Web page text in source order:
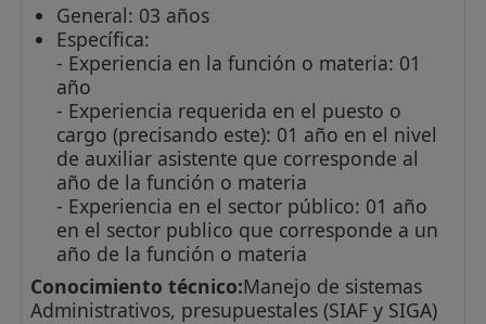
General: 03 años
Específica:
- Experiencia en la función o materia: 01
año
- Experiencia requerida en el puesto o
cargo (precisando este): 01 año en el nivel
de auxiliar asistente que corresponde al
año de la función o materia
- Experiencia en el sector público: 01 año
en el sector publico que corresponde a un
año de la función o materia
Conocimiento técnico:Manejo de sistemas
Administrativos, presupuestales (SIAF y SIGA)